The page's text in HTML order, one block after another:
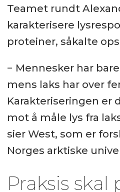
Teamet rundt
karakterisere
proteiner, såkalte
− Mennesker har
mens laks har over
Karakteriseringen er
mot å måle lys fra
sier West, som er
Norges arktiske
Praksis skal